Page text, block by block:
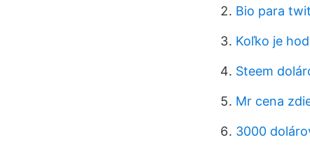
Bio para
Koľko je
Steem
Mr cena
3000